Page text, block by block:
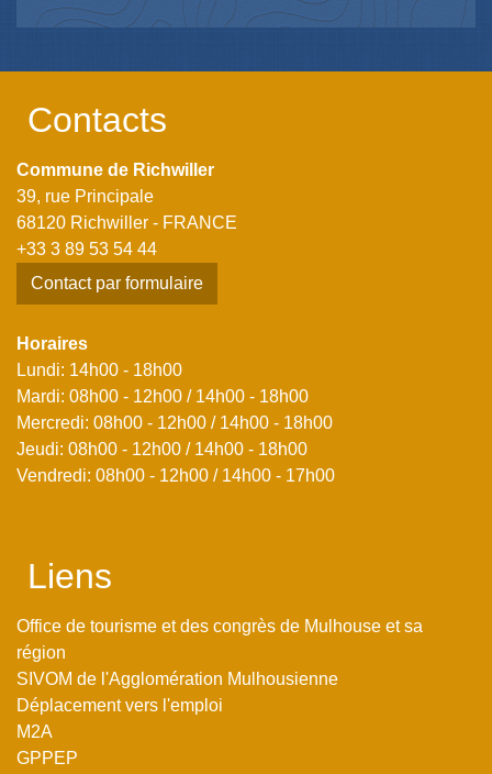
Contacts
Commune de Richwiller
39, rue Principale
68120 Richwiller - FRANCE
+33 3 89 53 54 44
Contact par formulaire
Horaires
Lundi: 14h00 - 18h00
Mardi: 08h00 - 12h00 / 14h00 - 18h00
Mercredi: 08h00 - 12h00 / 14h00 - 18h00
Jeudi: 08h00 - 12h00 / 14h00 - 18h00
Vendredi: 08h00 - 12h00 / 14h00 - 17h00
Liens
Office de tourisme et des congrès de Mulhouse et sa
région
SIVOM de l'Agglomération Mulhousienne
Déplacement vers l'emploi
M2A
GPPEP